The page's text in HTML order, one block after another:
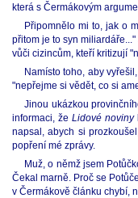
která s Čermákovým
Připomnělo mi to, jak o
přitom je to syn
vůči cizincům, kteří kritizují
Namísto toho, aby
"nepřejme si vědět, co si
Jinou ukázkou
informaci, že Lidové noviny
napsal, abych si
popření mé zprávy.
Muž, o němž jsem
Čekal marně. Proč se
v Čermákově článku chybí,